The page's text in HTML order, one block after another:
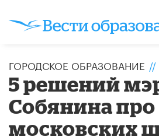
ГОРОДСКОЕ ОБРАЗОВАНИЕ //
5 решений
Собянина про
московских